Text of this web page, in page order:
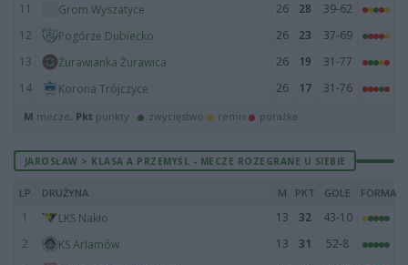
11
Grom Wyszatyce 26 28
39-62
12
Pogórze Dubiecko 26 23
37-69
13
Żurawianka Żurawica 26 19
31-77
14
Korona Trójczyce 26 17 31-76
M mecze, Pkt punkty · zwycięstwo remis porażka
JAROSŁAW > KLASA A PRZEMYŚL - MECZE ROZEGRANE U SIEBIE
LP DRUŻYNA M PKT GOLE FORMA
1 LKS Nakło 13 32
43-10
2
KS Arłamów 13 31
52-8